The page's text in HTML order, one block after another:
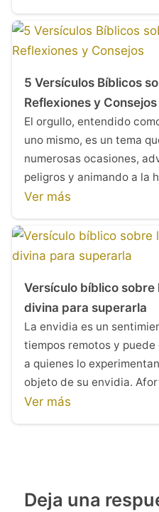
5 Versículos Bíblicos
Reflexiones y Consejos
El orgullo, entendido
uno mismo, es un tema
numerosas ocasiones,
peligros y animando a la
Ver más
Versículo bíblico
divina para superarla
La envidia es un
tiempos remotos y
a quienes lo
objeto de su envidia.
Ver más
Deja una